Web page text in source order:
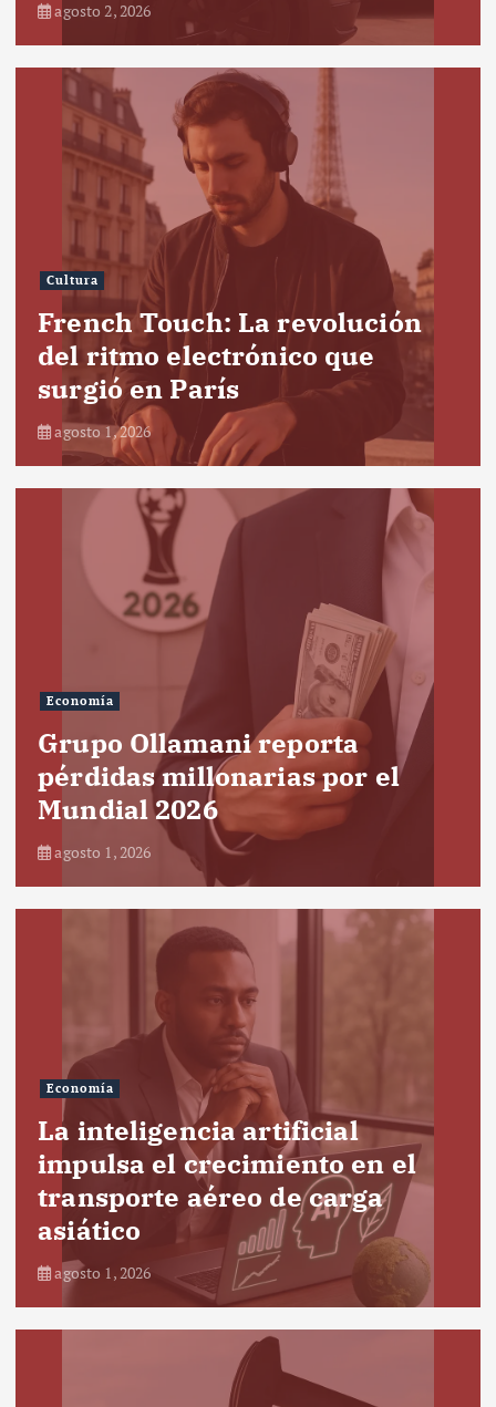
agosto 2, 2026
Cultura
French Touch: La revolución
del ritmo electrónico que
surgió en París
agosto 1, 2026
Economía
Grupo Ollamani reporta
pérdidas millonarias por el
Mundial 2026
agosto 1, 2026
Economía
La inteligencia artificial
impulsa el crecimiento en el
transporte aéreo de carga
asiático
agosto 1, 2026